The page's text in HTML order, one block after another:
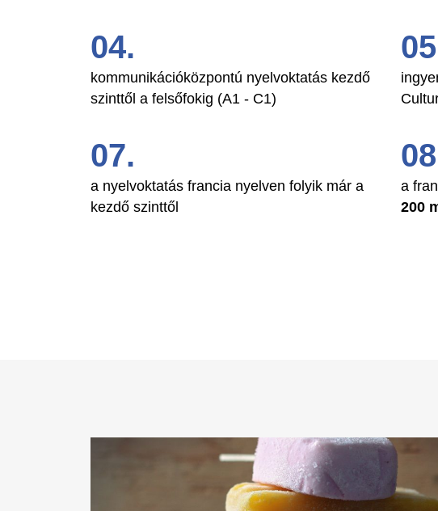
kommunikációközpontú nyelvoktatás kezdő
szinttől a felsőfokig (A1 - C1)
a nyelvoktatás francia nyelven folyik már a
kezdő szinttől
a
200